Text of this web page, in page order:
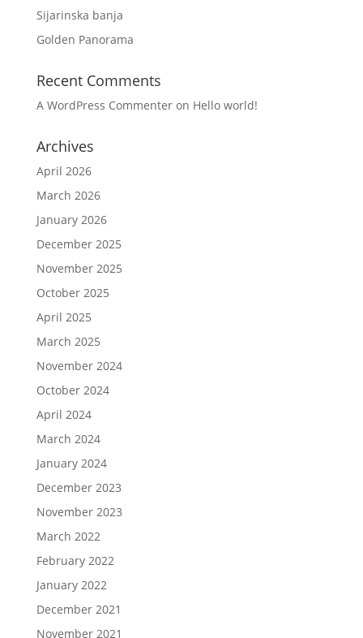
Sijarinska banja
Golden Panorama
Recent Comments
A WordPress Commenteron Hello world!
Archives
April 2026
March 2026
January 2026
December 2025
November 2025
October 2025
April 2025
March 2025
November 2024
October 2024
April 2024
March 2024
January 2024
December 2023
November 2023
March 2022
February 2022
January 2022
December 2021
November 2021